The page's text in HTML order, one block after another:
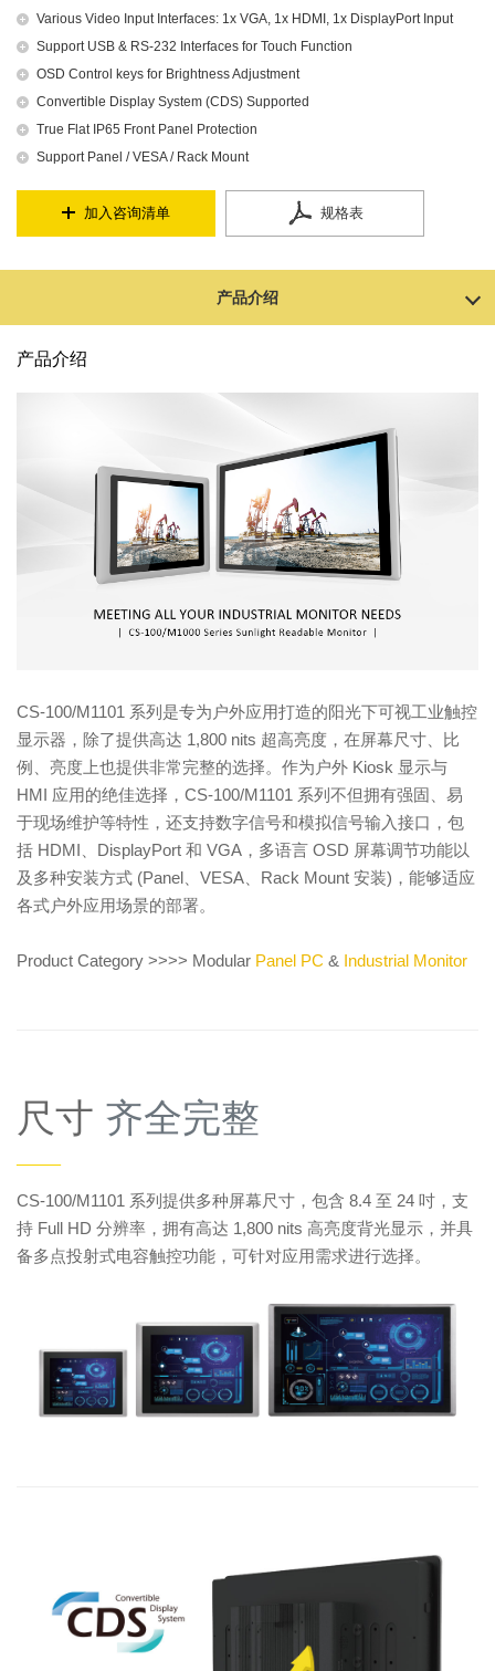
Various Video Input Interfaces: 1x VGA, 1x HDMI, 1x DisplayPort Input
Support USB & RS-232 Interfaces for Touch Function
OSD Control keys for Brightness Adjustment
Convertible Display System (CDS) Supported
True Flat IP65 Front Panel Protection
Support Panel / VESA / Rack Mount
加入咨询清单 规格表
产品介绍
产品介绍
CS-100/M1101 系列是专为户外应用打造的阳光下可视工业触控
显示器，除了提供高达 1,800 nits 超高亮度，在屏幕尺寸、比
例、亮度上也提供非常完整的选择。作为户外 Kiosk 显示与
HMI 应用的绝佳选择，CS-100/M1101 系列不但拥有强固、易
于现场维护等特性，还支持数字信号和模拟信号输入接口，包
括 HDMI、DisplayPort 和 VGA，多语言 OSD 屏幕调节功能以
及多种安装方式 (Panel、VESA、Rack Mount 安装)，能够适应
各式户外应用场景的部署。
Product Category >>>> Modular Panel PC & Industrial Monitor
尺寸 齐全完整
——
CS-100/M1101 系列提供多种屏幕尺寸，包含 8.4 至 24 吋，支
持 Full HD 分辨率，拥有高达 1,800 nits 高亮度背光显示，并具
备多点投射式电容触控功能，可针对应用需求进行选择。